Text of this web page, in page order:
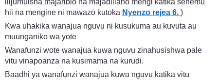
ilijumuisha majaribio na majadiliano mengi katika sehemu
hii na mengine ni mawazo kutoka Nyenzo rejea 6. )
Kwa uhakika wanajua nguvu ni kusukuma au kuvuta au
muunganiko wa yote
Wanafunzi wote wanajua kuwa nguvu zinahusishwa pale
vitu vinapoanza na kusimama na kurudi.
Baadhi ya wanafunzi wanajua kuwa nguvu katika vitu